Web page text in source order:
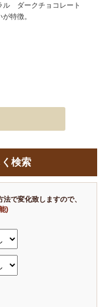
ル ダークチョコレート
特徴。
検索
で変化致しますので、
)